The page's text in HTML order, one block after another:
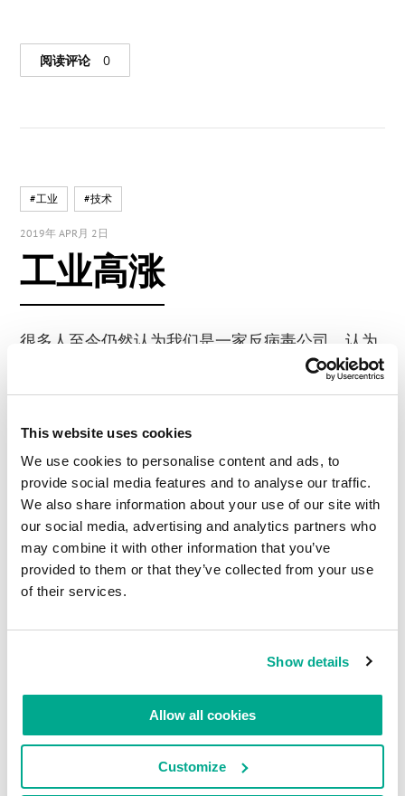
This website uses cookies
We use cookies to personalise content and ads, to
provide social media features and to analyse our traffic.
We also share information about your use of our site with
our social media, advertising and analytics partners who
may combine it with other information that you’ve
provided to them or that they’ve collected from your use
of their services.
Show details
Allow all cookies
Customize
阅读评论 0
#工业 #技术
2019年 APR月 2日
工业高涨
很多人至今仍然认为我们是一家反病毒公司。认为
我们擅长追杀各种网络恶意软件，保护你我的电脑
免遭恶意威胁。我现在想消除这个误解。 我们早就
更何况网络恶意威胁事件早已不仅存在于我们习惯
的电脑和手机中。越来越常见的是对“物联网”
业设施 攻击事件。所以，“我没有无所事事，而是
立马出手”。
我们早就预言了对工业设施和基础设施的网络攻
击。甚至是在好莱坞告诉全世界前。 而且不仅是
说，更是严肃认真地研究技术保护方案。我们的技
毒协会”。但是让我感到开心的是－我们这个协会
系统有了改变。我不是以个人感受来判断，而是依
靠数据。2018年，我们保护工业基础设施的解决方
案
全球销售额增长了